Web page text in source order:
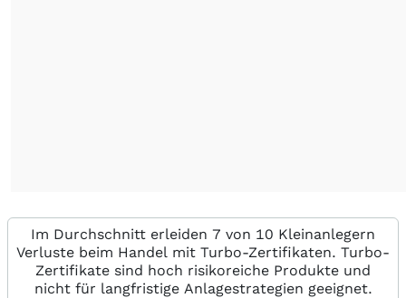
Im Durchschnitt erleiden 7 von 10 Kleinanlegern
Verluste beim Handel mit Turbo-Zertifikaten. Turbo-
Zertifikate sind hoch risikoreiche Produkte und
nicht für langfristige Anlagestrategien geeignet.